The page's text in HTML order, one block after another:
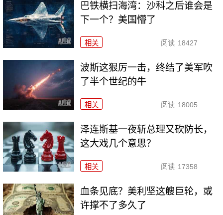
巴铁横扫海湾：沙科之后谁会是
下一个？美国懵了
相关 阅读 18427
波斯这狠厉一击，终结了美军吹
了半个世纪的牛
相关 阅读 18005
泽连斯基一夜斩总理又砍防长，
这大戏几个意思？
相关 阅读 17358
血条见底？美利坚这艘巨轮，或
许撑不了多久了